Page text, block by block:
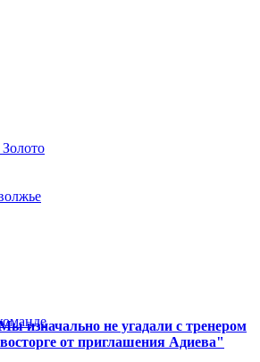
изначально не угадали с тренером
от приглашения Адиева"